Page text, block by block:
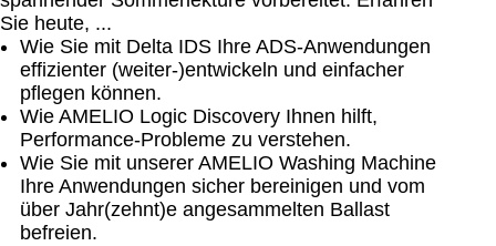
Sie heute, ...
Wie Sie mit Delta IDS Ihre ADS-Anwendungen
effizienter (weiter-)entwickeln und einfacher
pflegen können.
Wie AMELIO Logic Discovery Ihnen hilft,
Performance-Probleme zu verstehen.
Wie Sie mit unserer AMELIO Washing Machine
Ihre Anwendungen sicher bereinigen und vom
über Jahr(zehnt)e angesammelten Ballast
befreien.